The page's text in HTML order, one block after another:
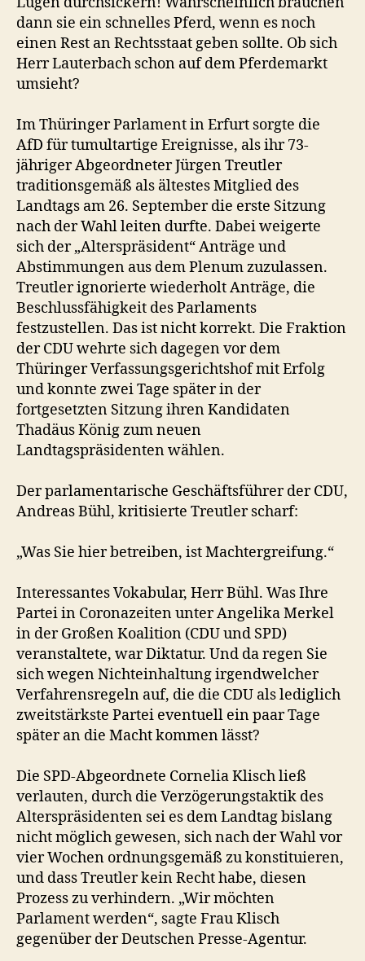
dann sie ein schnelles Pferd, wenn es noch
einen Rest an Rechtsstaat geben sollte. Ob sich
Herr Lauterbach schon auf dem Pferdemarkt
umsieht?
Im Thüringer Parlament in Erfurt sorgte die
AfD für tumultartige Ereignisse, als ihr 73-
jähriger Abgeordneter Jürgen Treutler
traditionsgemäß als ältestes Mitglied des
Landtags am 26. September die erste Sitzung
nach der Wahl leiten durfte. Dabei weigerte
sich der „Alterspräsident“ Anträge und
Abstimmungen aus dem Plenum zuzulassen.
Treutler ignorierte wiederholt Anträge, die
Beschlussfähigkeit des Parlaments
festzustellen. Das ist nicht korrekt. Die Fraktion
der CDU wehrte sich dagegen vor dem
Thüringer Verfassungsgerichtshof mit Erfolg
und konnte zwei Tage später in der
fortgesetzten Sitzung ihren Kandidaten
Thadäus König zum neuen
Landtagspräsidenten wählen.
Der parlamentarische Geschäftsführer der CDU,
Andreas Bühl, kritisierte Treutler scharf:
„Was Sie hier betreiben, ist Machtergreifung.“
Interessantes Vokabular, Herr Bühl. Was Ihre
Partei in Coronazeiten unter Angelika Merkel
in der Großen Koalition (CDU und SPD)
veranstaltete, war Diktatur. Und da regen Sie
sich wegen Nichteinhaltung irgendwelcher
Verfahrensregeln auf, die die CDU als lediglich
zweitstärkste Partei eventuell ein paar Tage
später an die Macht kommen lässt?
Die SPD-Abgeordnete Cornelia Klisch ließ
verlauten, durch die Verzögerungstaktik des
Alterspräsidenten sei es dem Landtag bislang
nicht möglich gewesen, sich nach der Wahl vor
vier Wochen ordnungsgemäß zu konstituieren,
und dass Treutler kein Recht habe, diesen
Prozess zu verhindern. „Wir möchten
Parlament werden“, sagte Frau Klisch
gegenüber der Deutschen Presse-Agentur.